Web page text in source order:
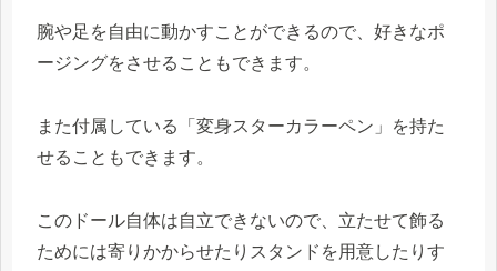
腕や足を自由に動かすことができるので、好きなポ
ージングをさせることもできます。
また付属している「変身スターカラーペン」を持た
せることもできます。
このドール自体は自立できないので、立たせて飾る
ためには寄りかからせたりスタンドを用意したりす